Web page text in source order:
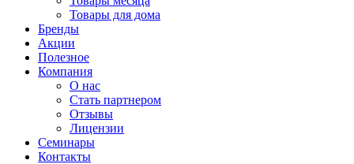
Товары для дома
Бренды
Акции
Полезное
Компания
О нас
Стать партнером
Отзывы
Лицензии
Семинары
Контакты